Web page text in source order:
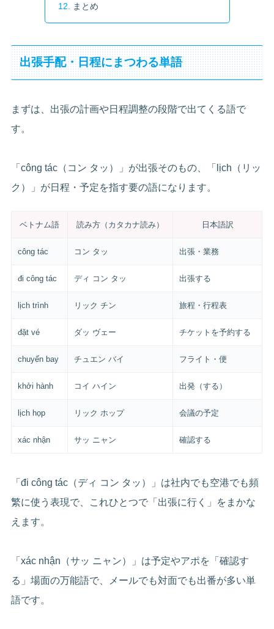
まとめ
出張手配・日程にまつわる単語
まずは、出張の計画や日程調整の段階で出てくる語で
す。
「công tác（コン タッ）」が出張そのもの、「lịch（リッ
ク）」が日程・予定を指す要の語になります。
ベトナム語 読み方（カタカナ読み） 日本語訳
công tác コン タッ 出張・業務
đi công tác ディ コン タッ 出張する
lịch trình リック チン 旅程・行程表
đặt vé ダッ ヴェー チケットを予約する
chuyến bay チュエン バイ フライト・便
khởi hành コイ ハイン 出発（する）
lịch họp リック ホップ 会議の予定
xác nhận サッ ニャン 確認する
「đi công tác（ディ コン タッ）」は社内でも空港でも頻
繁に使う表現で、これひとつで「出張に行く」をまかな
えます。
「xác nhận（サッ ニャン）」は予定やアポを「確認す
る」場面の万能語で、メールでも対面でも出番が多い単
語です。